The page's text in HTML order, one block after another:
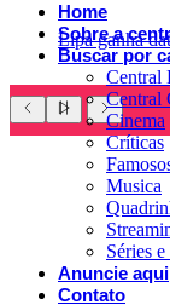
Lipa ganha
Home
Sobre a
Buscar por
Central
Central
Cinema
Críticas
Musica
Séries
Anuncie aqui
Contato